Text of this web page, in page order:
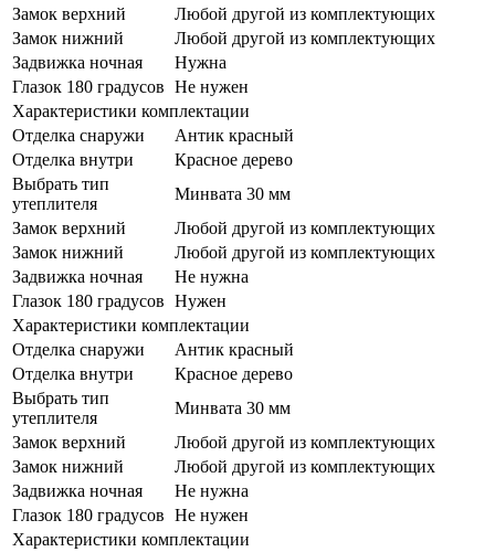
Замок верхний
Любой другой из комплектующих
Замок нижний
Любой другой из комплектующих
Задвижка ночная
Нужна
Глазок 180 градусов Не нужен
Характеристики комплектации
Отделка снаружи
Антик красный
Отделка внутри
Красное дерево
Выбрать тип
утеплителя
Минвата 30 мм
Замок верхний
Любой другой из комплектующих
Замок нижний
Любой другой из комплектующих
Задвижка ночная
Не нужна
Глазок 180 градусов Нужен
Характеристики комплектации
Отделка снаружи
Антик красный
Отделка внутри
Красное дерево
Выбрать тип
утеплителя
Минвата 30 мм
Замок верхний
Любой другой из комплектующих
Замок нижний
Любой другой из комплектующих
Задвижка ночная
Не нужна
Глазок 180 градусов Не нужен
Характеристики комплектации